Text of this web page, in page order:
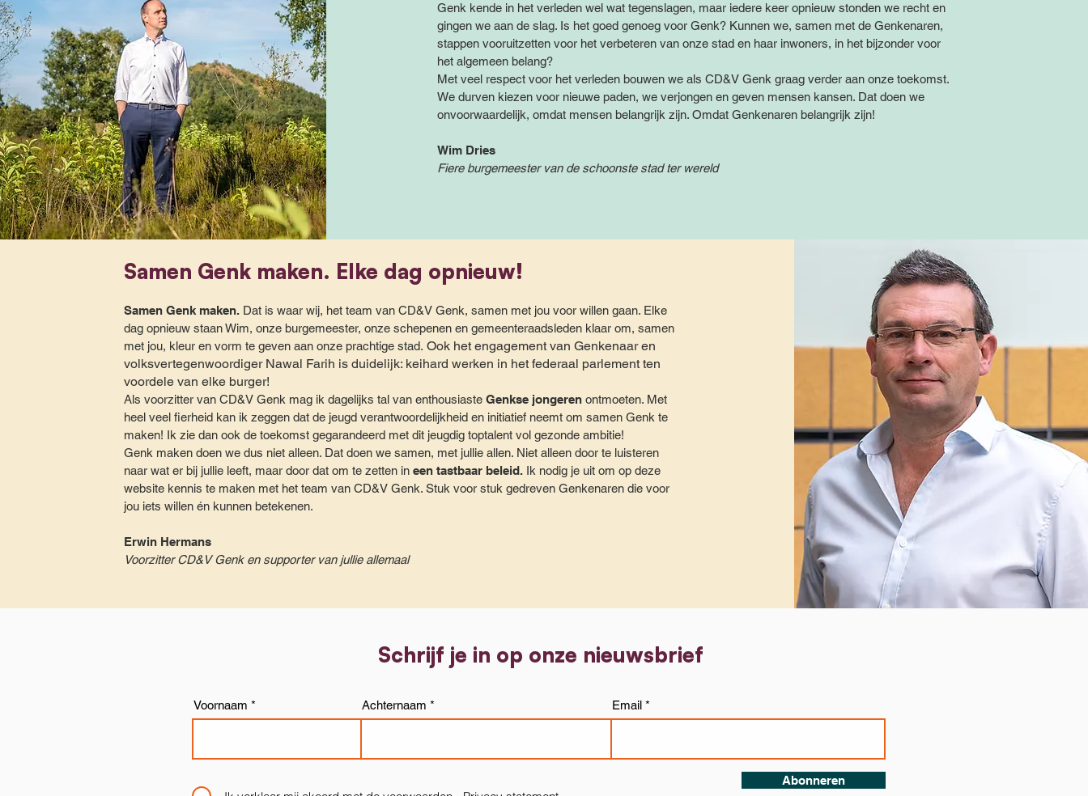
Genk kende in het verleden wel wat tegenslagen, maar iedere keer opnieuw stonden we recht en
gingen we aan de slag. Is het goed genoeg voor Genk? Kunnen we, samen met de Genkenaren,
stappen vooruitzetten voor het verbeteren van onze stad en haar inwoners, in het bijzonder voor
het algemeen belang?
Met veel respect voor het verleden bouwen we als CD&V Genk graag verder aan onze toekomst.
We durven kiezen voor nieuwe paden, we verjongen en geven mensen kansen. Dat doen we
onvoorwaardelijk, omdat mensen belangrijk zijn. Omdat Genkenaren belangrijk zijn!
Wim Dries
Fiere burgemeester van de schoonste stad ter wereld
Samen Genk maken. Elke dag opnieuw!
Samen Genk maken.Dat is waar wij, het team van CD&V Genk, samen met jou voor willen gaan. Elke
dag opnieuw staan Wim, onze burgemeester, onze schepenen en gemeenteraadsleden klaar om, samen
met jou, kleur en vorm te geven aan onze prachtige stad. Ook het engagement van Genkenaar en
volksvertegenwoordiger Nawal Farih is duidelijk: keihard werken in het federaal parlement ten
voordele van elke burger!
Als voorzitter van CD&V Genk mag ik dagelijks tal van enthousiaste Genkse jongerenontmoeten. Met
heel veel fierheid kan ik zeggen dat de jeugd verantwoordelijkheid en initiatief neemt om samen Genk te
maken! Ik zie dan ook de toekomst gegarandeerd met dit jeugdig toptalent vol gezonde ambitie!
Genk maken doen we dus niet alleen. Dat doen we samen, met jullie allen. Niet alleen door te luisteren
naar wat er bij jullie leeft, maar door dat om te zetten in een tastbaar beleid.Ik nodig je uit om op deze
website kennis te maken met het team van CD&V Genk. Stuk voor stuk gedreven Genkenaren die voor
jou iets willen én kunnen betekenen.
Erwin Hermans
Voorzitter CD&V Genk en supporter van jullie allemaal
Schrijf je in op onze nieuwsbrief
Voornaam Achternaam Email
Abonneren